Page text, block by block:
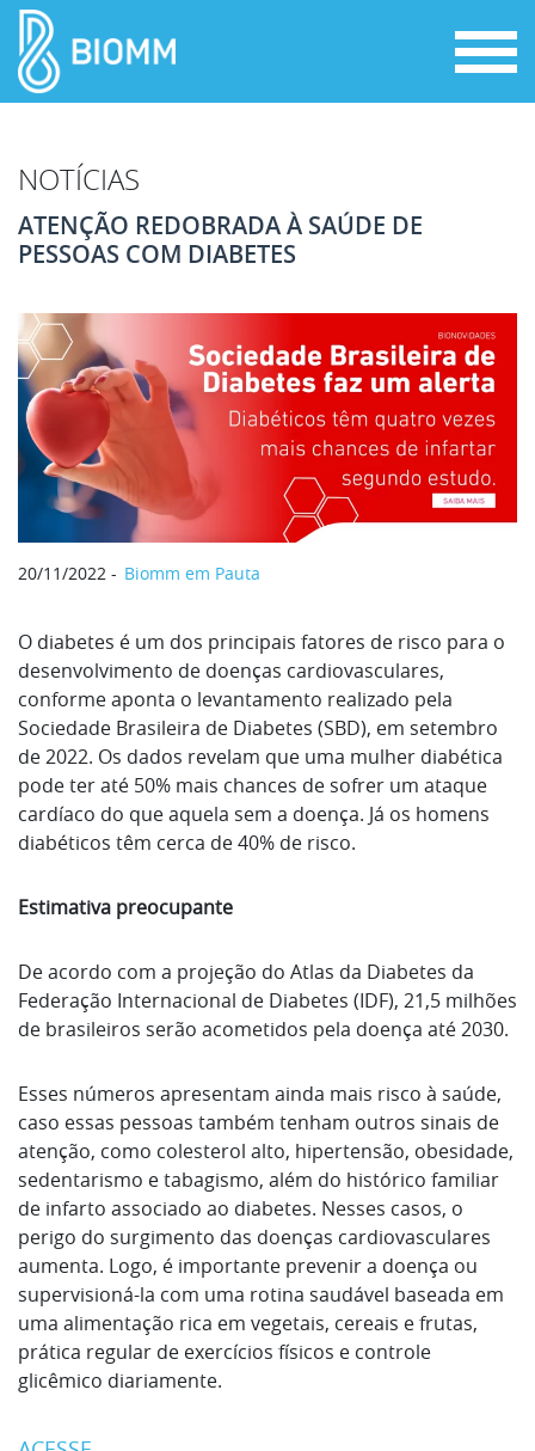
NOTÍCIAS
ATENÇÃO REDOBRADA À SAÚDE DE
PESSOAS COM DIABETES
20/11/2022 Biomm em Pauta
O diabetes é um dos principais fatores de risco para o
desenvolvimento de doenças cardiovasculares,
conforme aponta o levantamento realizado pela
Sociedade Brasileira de Diabetes (SBD), em setembro
de 2022. Os dados revelam que uma mulher diabética
pode ter até 50% mais chances de sofrer um ataque
cardíaco do que aquela sem a doença. Já os homens
diabéticos têm cerca de 40% de risco.
Estimativa preocupante
De acordo com a projeção do Atlas da Diabetes da
Federação Internacional de Diabetes (IDF), 21,5 milhões
de brasileiros serão acometidos pela doença até 2030.
Esses números apresentam ainda mais risco à saúde,
caso essas pessoas também tenham outros sinais de
atenção, como colesterol alto, hipertensão, obesidade,
sedentarismo e tabagismo, além do histórico familiar
de infarto associado ao diabetes. Nesses casos, o
perigo do surgimento das doenças cardiovasculares
aumenta. Logo, é importante prevenir a doença ou
supervisioná-la com uma rotina saudável baseada em
uma alimentação rica em vegetais, cereais e frutas,
prática regular de exercícios físicos e controle
glicêmico diariamente.